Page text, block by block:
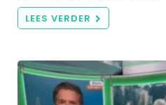
LEES VERDER